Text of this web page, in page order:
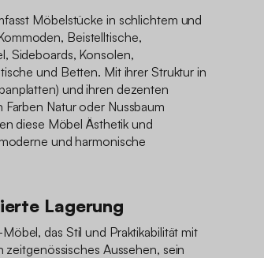
Möbelstücke in schlichtem und
Beistelltische,
Sideboards, Konsolen,
und Betten. Mit ihrer Struktur in
und ihren dezenten
Natur oder Nussbaum
diese Möbel Ästhetik und
und harmonische
Lagerung
das Stil und Praktikabilität mit
zeitgenössisches Aussehen, sein